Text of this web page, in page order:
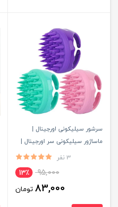
سرشور سیلیکونی اورجینال |
ماساژور سیلیکونی سر اورجینال |
3 نفر
95,000 13٪
83,000 تومان